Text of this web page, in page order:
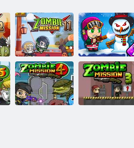
Missione zombi
11
Missione zombi